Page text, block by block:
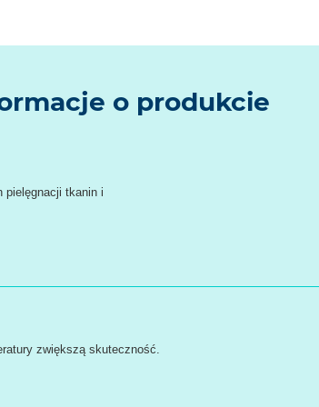
o produkcie
pielęgnacji tkanin i
zwiększą skuteczność.